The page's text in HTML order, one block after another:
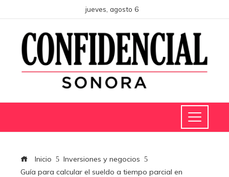
jueves, agosto 6
Inicio
Inversiones y negocios
Guía para calcular el sueldo a tiempo parcial en